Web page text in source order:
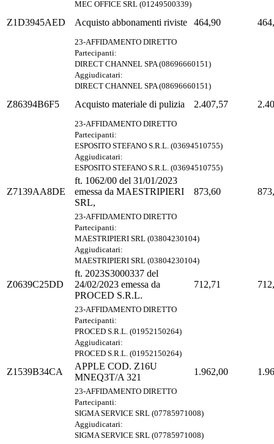
MEC OFFICE SRL (01249500339)
Z1D3945AED Acquisto abbonamenti riviste 464,90
23-AFFIDAMENTO DIRETTO
Partecipanti:
DIRECT CHANNEL SPA (08696660151)
Aggiudicatari:
DIRECT CHANNEL SPA (08696660151)
Z86394B6F5 Acquisto materiale di pulizia 2.407,57
23-AFFIDAMENTO DIRETTO
Partecipanti:
ESPOSITO STEFANO S.R.L. (03694510755)
Aggiudicatari:
ESPOSITO STEFANO S.R.L. (03694510755)
Z7139AA8DE
ft. 1062/00 del 31/01/2023
emessa da MAESTRIPIERI
SRL,
873,60
23-AFFIDAMENTO DIRETTO
Partecipanti:
MAESTRIPIERI SRL (03804230104)
Aggiudicatari:
MAESTRIPIERI SRL (03804230104)
Z0639C25DD
ft. 2023S3000337 del
24/02/2023 emessa da
PROCED S.R.L.
712,71
23-AFFIDAMENTO DIRETTO
Partecipanti:
PROCED S.R.L. (01952150264)
Aggiudicatari:
PROCED S.R.L. (01952150264)
Z1539B34CA
APPLE COD. Z16U
MNEQ3T/A 321
1.962,00
23-AFFIDAMENTO DIRETTO
Partecipanti:
SIGMA SERVICE SRL (07785971008)
Aggiudicatari:
SIGMA SERVICE SRL (07785971008)